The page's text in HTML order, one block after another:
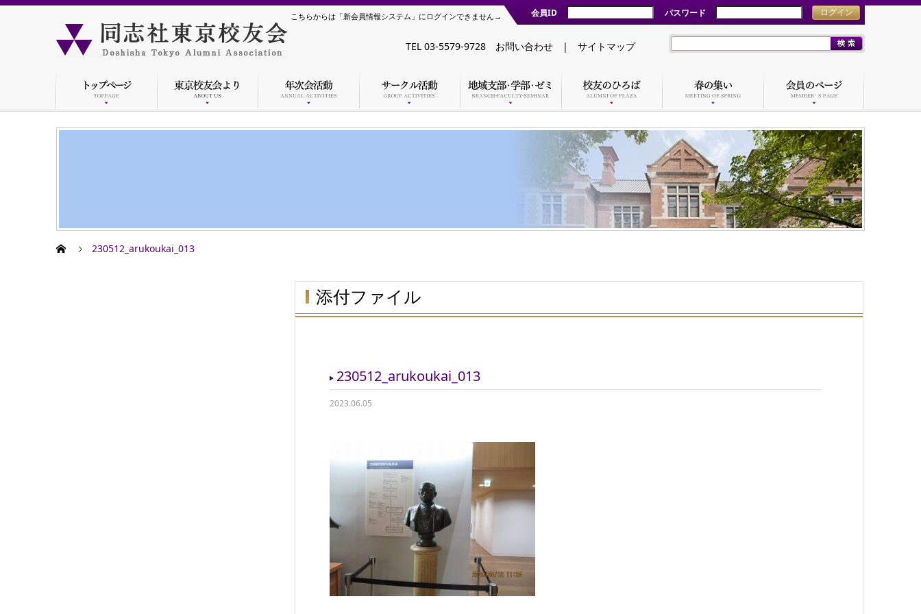
こちらからは「新会員情報システム」にログインできません→ 会員ID パスワード ログイン
TEL 03-5579-9728 お問い合わせ | サイトマップ
230512_arukoukai_013
添付ファイル
230512_arukoukai_013
2023.06.05